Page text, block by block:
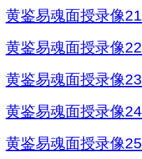
黄鉴易魂面授录像21
黄鉴易魂面授录像22
黄鉴易魂面授录像23
黄鉴易魂面授录像24
黄鉴易魂面授录像25